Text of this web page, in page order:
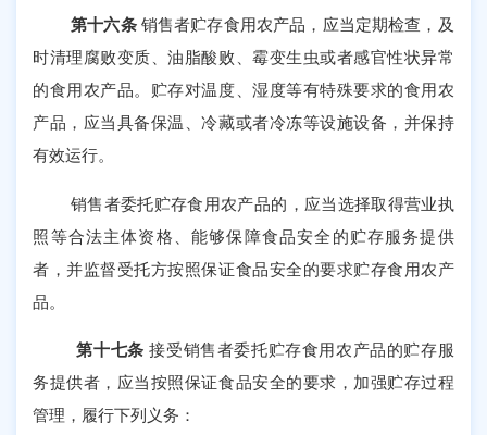
第十六条 销售者贮存食用农产品，应当定期检查，及
时清理腐败变质、油脂酸败、霉变生虫或者感官性状异常
的食用农产品。贮存对温度、湿度等有特殊要求的食用农
产品，应当具备保温、冷藏或者冷冻等设施设备，并保持
有效运行。
销售者委托贮存食用农产品的，应当选择取得营业执
照等合法主体资格、能够保障食品安全的贮存服务提供
者，并监督受托方按照保证食品安全的要求贮存食用农产
品。
第十七条 接受销售者委托贮存食用农产品的贮存服
务提供者，应当按照保证食品安全的要求，加强贮存过程
管理，履行下列义务：